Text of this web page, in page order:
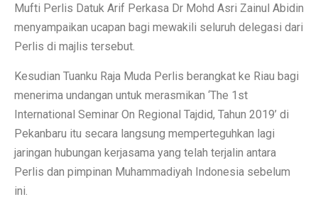
Mufti Perlis Datuk Arif Perkasa Dr Mohd Asri Zainul Abidin
menyampaikan ucapan bagi mewakili seluruh delegasi dari
Perlis di majlis tersebut.
Kesudian Tuanku Raja Muda Perlis berangkat ke Riau bagi
menerima undangan untuk merasmikan ‘The 1st
International Seminar On Regional Tajdid, Tahun 2019’ di
Pekanbaru itu secara langsung memperteguhkan lagi
jaringan hubungan kerjasama yang telah terjalin antara
Perlis dan pimpinan Muhammadiyah Indonesia sebelum
ini.